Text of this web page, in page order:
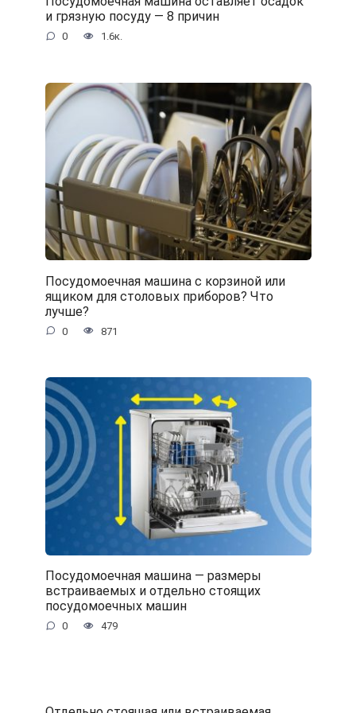
и грязную посуду — 8 причин
0 1.6к.
Посудомоечная машина с корзиной или
ящиком для столовых приборов? Что
лучше?
0 871
Посудомоечная машина — размеры
встраиваемых и отдельно стоящих
посудомоечных машин
0 479